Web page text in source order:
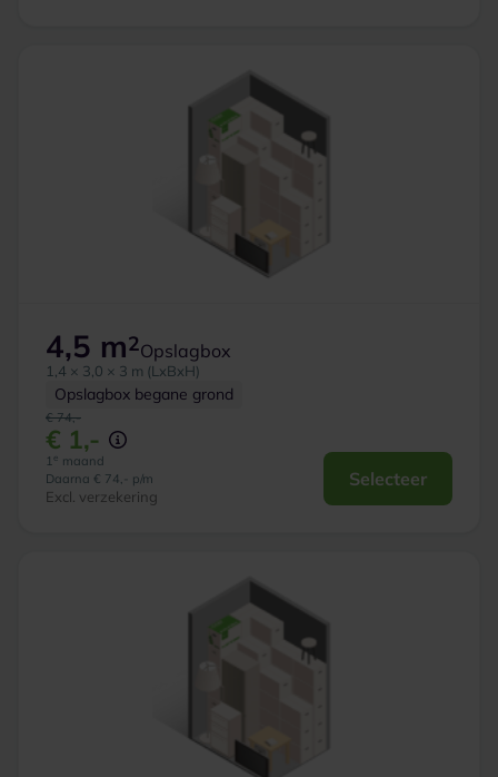
4,5 m2Opslagbox
1,4 × 3,0 × 3 m (LxBxH)
Opslagbox begane grond
€ 74,-
€ 1,-
1 e maand
Daarna € 74,- p/m
Excl. verzekering
Selecteer